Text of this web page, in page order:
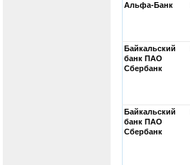
Альфа-Банк
Байкальский
банк ПАО
Сбербанк
Байкальский
банк ПАО
Сбербанк